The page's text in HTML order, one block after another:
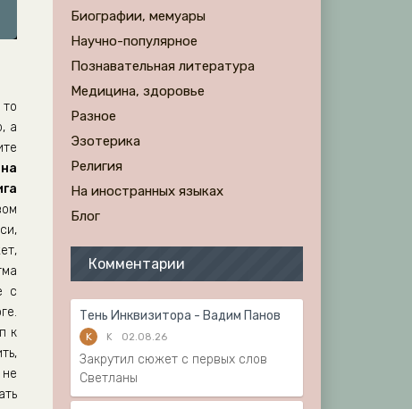
а
на
с
к
Биографии, мемуары
Научно-популярное
Познавательная литература
Медицина, здоровье
Разное
Эзотерика
Религия
На иностранных языках
Блог
Комментарии
Тень Инквизитора - Вадим Панов
K K 02.08.26
Закрутил сюжет с первых слов
Светланы